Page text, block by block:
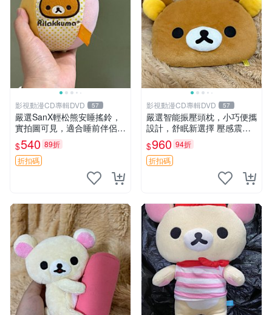
影視動漫CD專輯DVD 57
嚴選SanX輕松熊安睡搖鈴，
實拍圖可見，適合睡前伴侶，
Picks安撫好物 0325 懸吊 電
腦
$540 89折
折扣碼
影視動漫CD專輯DVD 57
嚴選智能振壓頭枕，小巧便攜
設計，舒眠新選擇 壓感震動
頭枕 確切尺寸 小巧便攜
$960 94折
折扣碼